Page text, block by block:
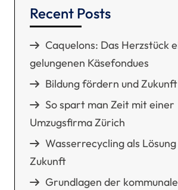
Recent Posts
Caquelons: Das Herzstück
gelungenen Käsefondues
Bildung fördern und
So spart man Zeit mit einer
Umzugsfirma Zürich
Wasserrecycling als
Zukunft
Grundlagen der